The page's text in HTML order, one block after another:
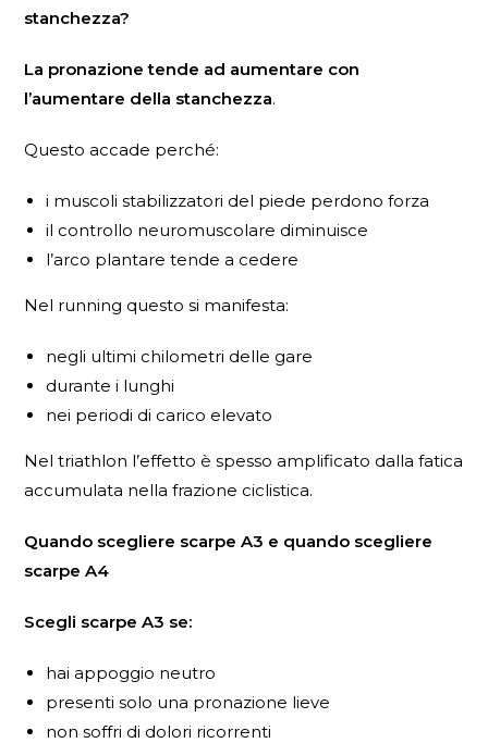
stanchezza?
La pronazione tende ad aumentare con
l’aumentare della stanchezza.
Questo accade perché:
i muscoli stabilizzatori del piede perdono forza
il controllo neuromuscolare diminuisce
l’arco plantare tende a cedere
Nel running questo si manifesta:
negli ultimi chilometri delle gare
durante i lunghi
nei periodi di carico elevato
Nel triathlon l’effetto è spesso amplificato dalla fatica
accumulata nella frazione ciclistica.
Quando scegliere scarpe A3 e quando scegliere
scarpe A4
Scegli scarpe A3 se:
hai appoggio neutro
presenti solo una pronazione lieve
non soffri di dolori ricorrenti